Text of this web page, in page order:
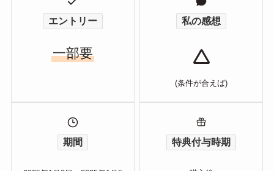
エントリー
一部要
私の感想
(条件が合えば)
期間 特典付与時期